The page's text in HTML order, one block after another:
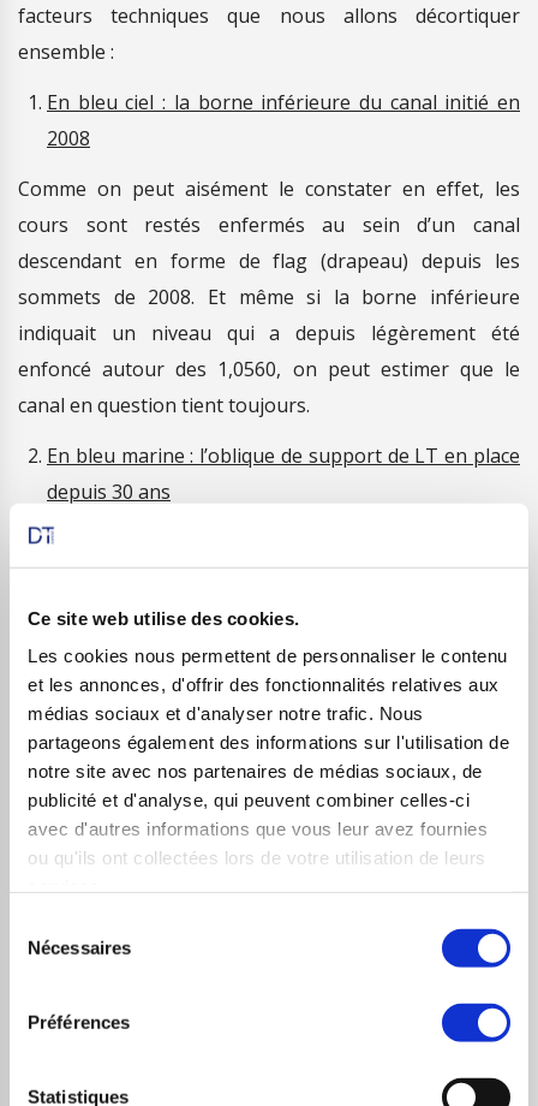
Ce site web utilise des cookies.
Les cookies nous permettent de personnaliser le contenu
et les annonces, d'offrir des fonctionnalités relatives aux
médias sociaux et d'analyser notre trafic. Nous
partageons également des informations sur l'utilisation de
notre site avec nos partenaires de médias sociaux, de
publicité et d'analyse, qui peuvent combiner celles-ci
avec d'autres informations que vous leur avez fournies
ou qu'ils ont collectées lors de votre utilisation de leurs
Nécessaires
Préférences
Statistiques
facteurs techniques que nous allons décortiquer
ensemble :
En bleu ciel : la borne inférieure du canal initié en
2008
Comme on peut aisément le constater en effet, les
cours sont restés enfermés au sein d’un canal
descendant en forme de flag (drapeau) depuis les
sommets de 2008. Et même si la borne inférieure
indiquait un niveau qui a depuis légèrement été
enfoncé autour des 1,0560, on peut estimer que le
canal en question tient toujours.
En bleu marine : l’oblique de support de LT en place
depuis 30 ans
C’est en effet depuis les plus-bas de 1985 que nous
pouvons observer une droite de soutien ascendante
qui, après avoir contenu les pressions vendeuses dans
les années 2000-2001, vient aujourd’hui offrir un solide
point d’appui pour les cours de la paire majeure
mondiale autour des 1,0380.
En rouge : les zones de survente du RSI mensuel
En écho au paragraphe précédent, on remarquera que,
depuis au moins 30 ans, chaque fois que le RSI mensuel
enfonce nettement sa zone de survente à 30%, les
cours se retournent violemment à la hausse en faveur
de l’euro. Or, et c’est bien là que nous voulons en venir,
cette zone est en ce moment même nettement
enfoncée puisque nous sommes sur un RSI mensuel